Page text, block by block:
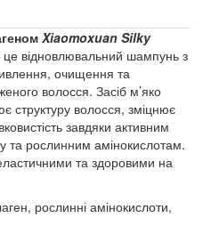
Xiaomoxuan Silky
відновлювальний шампунь з
очищення та
волосся. Засіб м’яко
структуру волосся, зміцнює
завдяки активним
та рослинним амінокислотам.
та здоровими на
рослинні амінокислоти,